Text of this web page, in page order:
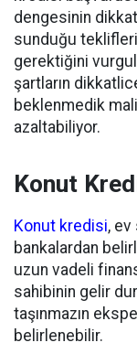
dengesinin
sunduğu
gerektiğini
şartların
beklenmedik
azaltabiliyor.
Konut
Konut kredisi, ev
bankalardan
uzun vadeli
sahibinin gelir
taşınmazın
belirlenebilir.